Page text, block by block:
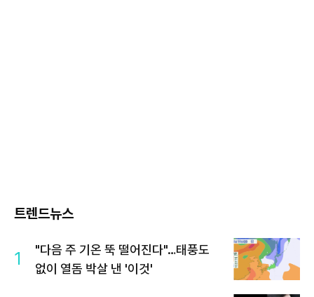
트렌드뉴스
1
"다음 주 기온 뚝 떨어진다"…태풍도
없이 열돔 박살 낸 '이것'